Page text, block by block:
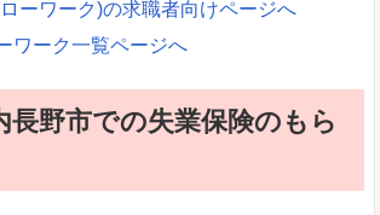
ーワーク)の求職者向けページへ
ワーク一覧ページへ
長野市での失業保険のもら